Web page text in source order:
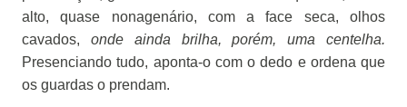
alto, quase nonagenário, com a face seca, olhos
cavados, onde
ainda brilha, porém, uma centelha.
Presenciando tudo, aponta-o com o dedo e ordena que
os guardas o prendam.